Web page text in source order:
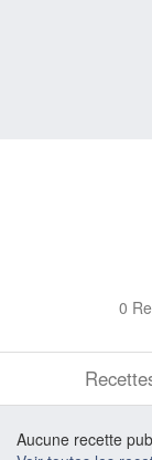
0
Aucune recette